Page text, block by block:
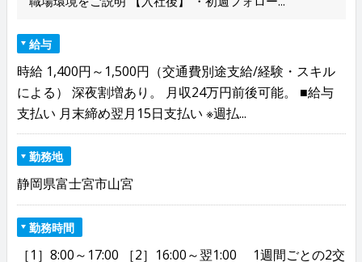
給与
時給 1,400円～1,500円（交通費別途支給/経験・スキル
による） 深夜割増あり。 月収24万円前後可能。 ■給与
支払い 月末締め翌月15日支払い ※週払...
勤務地
静岡県富士宮市山宮
勤務時間
［1］8:00～17:00 ［2］16:00～翌1:00 1週間ごとの2交